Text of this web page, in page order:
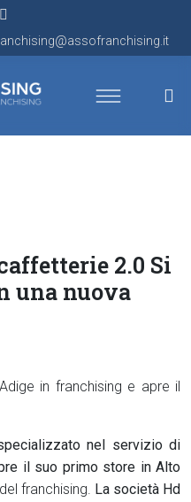
2.0 Si
una nuova
in franchising e apre il
nel servizio di
il suo primo store in Alto
franchising. La società Hd